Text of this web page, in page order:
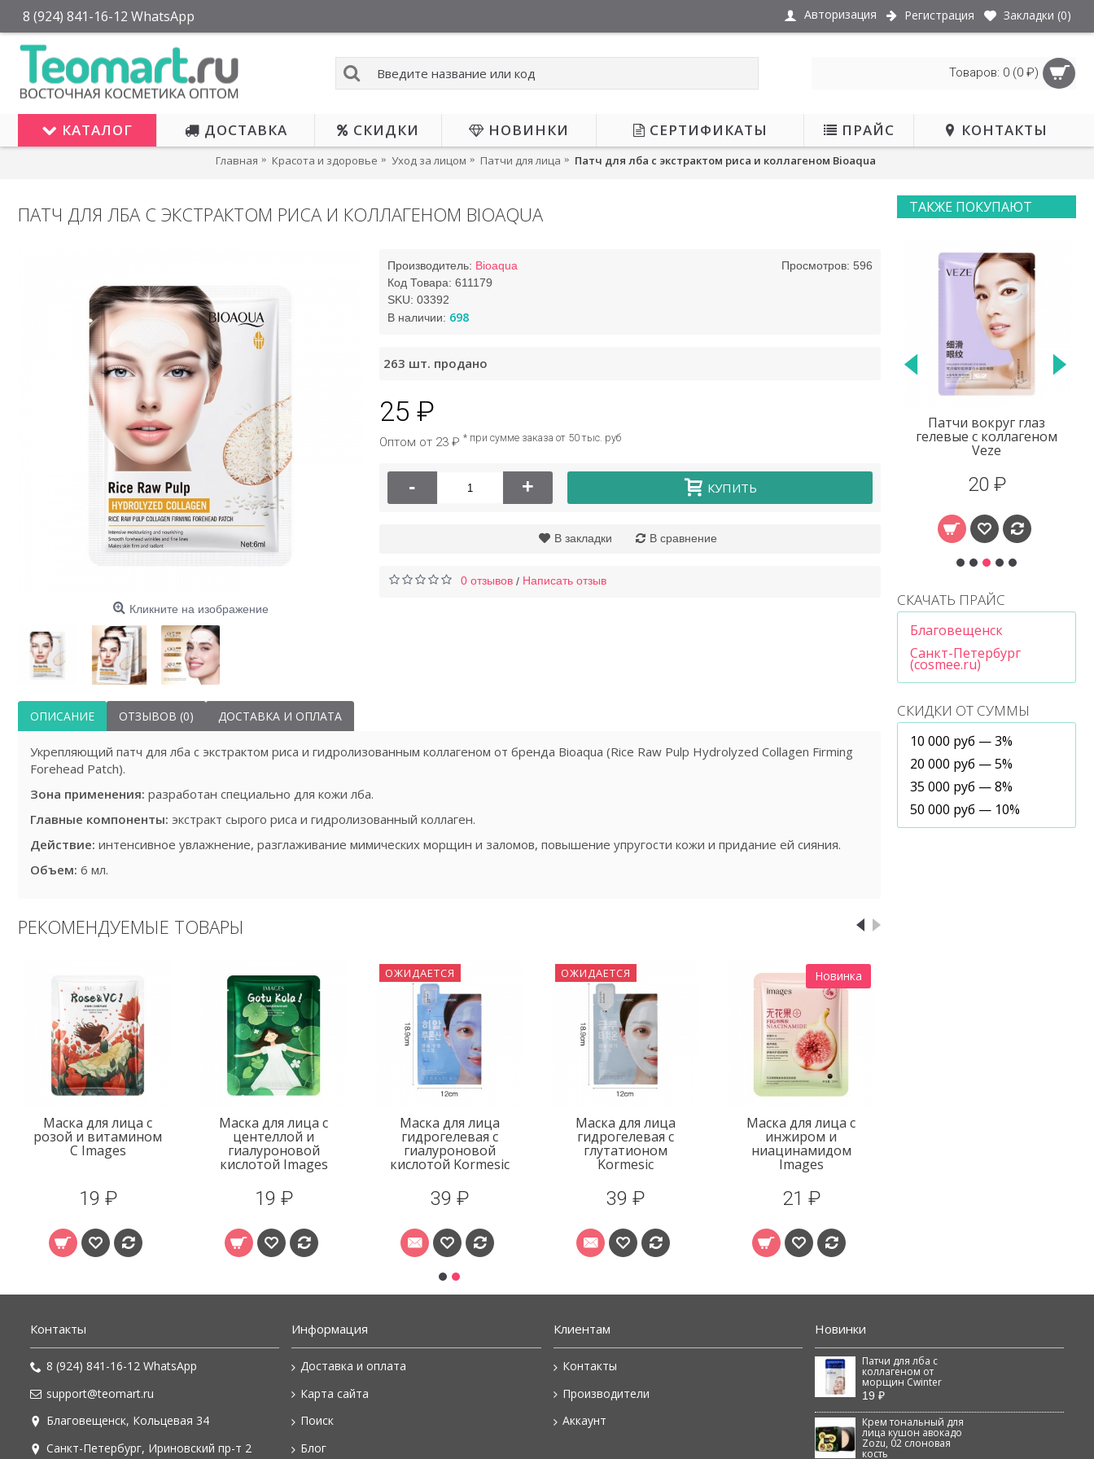
8 (924) 841-16-12 WhatsApp Авторизация Регистрация Закладки (0)
Товаров: 0 (0 ₽)
КАТАЛОГ ДОСТАВКА СКИДКИ НОВИНКИ СЕРТИФИКАТЫ ПРАЙС КОНТАКТЫ
Главная Красота и здоровье Уход за лицом Патчи для лица Патч для лба с экстрактом риса и коллагеном Bioaqua
ТАКЖЕ ПОКУПАЮТ
Крем для век
антивозрастной Zhiduo,
20 г
с коллагеном Veze
Капли для глаз
увлажняющие с
черникой, 15 мл
106 ₽
СКАЧАТЬ ПРАЙС
Благовещенск
Санкт-Петербург
(cosmee.ru)
СКИДКИ ОТ СУММЫ
10 000 руб — 3%
20 000 руб — 5%
35 000 руб — 8%
50 000 руб — 10%
ПАТЧ ДЛЯ ЛБА С ЭКСТРАКТОМ РИСА И КОЛЛАГЕНОМ BIOAQUA
Кликните на изображение
Просмотров: 596
Производитель: Bioaqua
Код Товара: 611179
SKU: 03392
В наличии: 698
263 шт. продано
25 ₽
Оптом от 23 ₽ * при сумме заказа от 50 тыс. руб
- + КУПИТЬ
В закладки В сравнение
0 отзывов / Написать отзыв
ОПИСАНИЕ ОТЗЫВОВ (0) ДОСТАВКА И ОПЛАТА
Укрепляющий патч для лба с экстрактом риса и гидролизованным коллагеном от бренда Bioaqua (Rice Raw Pulp Hydrolyzed Collagen Firming
Forehead Patch).
Зона применения: разработан специально для кожи лба.
Главные компоненты: экстракт сырого риса и гидролизованный коллаген.
Действие: интенсивное увлажнение, разглаживание мимических морщин и заломов, повышение упругости кожи и придание ей сияния.
Объем: 6 мл.
РЕКОМЕНДУЕМЫЕ ТОВАРЫ
Маска для лица с
розой и витамином
C Images
19 ₽
Маска для лица с
центеллой и
гиалуроновой
кислотой Images
19 ₽
ОЖИДАЕТСЯ
Маска для лица
гидрогелевая с
гиалуроновой
кислотой Kormesic
39 ₽
ОЖИДАЕТСЯ
Маска для лица
гидрогелевая с
глутатионом
Kormesic
39 ₽
Новинка
Маска для лица с
инжиром и
ниацинамидом
Images
21 ₽
Контакты
8 (924) 841-16-12 WhatsApp
support@teomart.ru
Благовещенск, Кольцевая 34
Санкт-Петербург, Ириновский пр-т 2
Информация
Доставка и оплата
Карта сайта
Поиск
Блог
Клиентам
Контакты
Производители
Аккаунт
Новинки
Патчи для лба с
коллагеном от
морщин Cwinter
19 ₽
Крем тональный для
лица кушон авокадо
Zozu, 02 слоновая
кость